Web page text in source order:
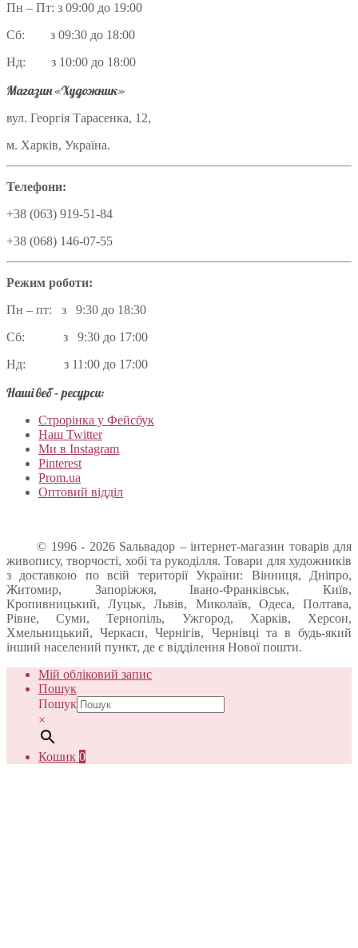
Пн – Пт: з 09:00 до 19:00
Сб: з 09:30 до 18:00
Нд: з 10:00 до 18:00
Магазин «Художник»
вул. Георгія Тарасенка, 12,
м. Харків, Україна.
Телефони:
+38 (063) 919-51-84
+38 (068) 146-07-55
Режим роботи:
Пн – пт: з 9:30 до 18:30
Сб: з 9:30 до 17:00
Нд: з 11:00 до 17:00
Наші веб – ресурси:
Строрінка у Фейсбук
Наш Twitter
Ми в Instagram
Pinterest
Prom.ua
Оптовий відділ
© 1996 - 2026 Sальвадор – інтернет-магазин товарів для
живопису, творчості, хобі та рукоділля. Товари для художників
з доставкою по всій території України: Вінниця, Дніпро,
Житомир, Запоріжжя, Івано-Франківськ, Київ,
Кропивницький, Луцьк, Львів, Миколаїв, Одеса, Полтава,
Рівне, Суми, Тернопіль, Ужгород, Харків, Херсон,
Хмельницький, Черкаси, Чернігів, Чернівці та в будь-який
інший населений пункт, де є відділення Нової пошти.
Мій обліковий запис
Пошук
Пошук
×
Кошик 0